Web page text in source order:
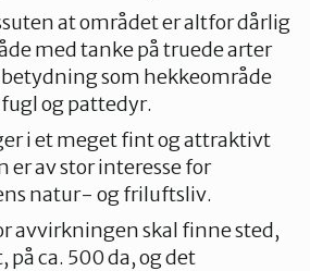
at området er altfor dårlig
med tanke på truede arter
som hekkeområde
og pattedyr.
i et meget fint og attraktivt
er av stor interesse for
natur- og friluftsliv.
avvirkningen skal finne sted,
ca. 500 da, og det